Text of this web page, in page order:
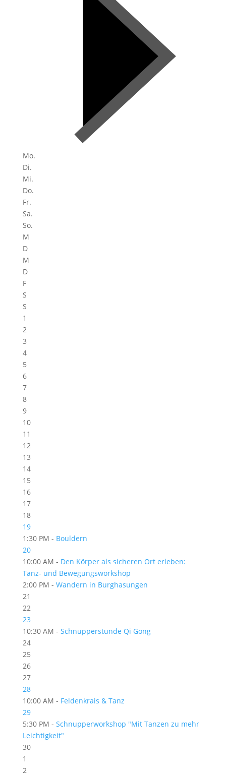
Mo.
Di.
Mi.
Do.
Fr.
Sa.
So.
M
D
M
D
F
S
S
1
2
3
4
5
6
7
8
9
10
11
12
13
14
15
16
17
18
19
1:30 PM - Bouldern
20
10:00 AM - Den Körper als sicheren Ort erleben:
Tanz- und Bewegungsworkshop
2:00 PM - Wandern in Burghasungen
21
22
23
10:30 AM - Schnupperstunde Qi Gong
24
25
26
27
28
10:00 AM - Feldenkrais & Tanz
29
5:30 PM - Schnupperworkshop "Mit Tanzen zu mehr
Leichtigkeit"
30
1
2